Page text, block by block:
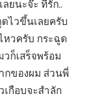
ยนะจ๊ะ ที่รัก..
ไวขึ้นเลยครับ
วครับ กระฉูด
ก็เสร็จพร้อม
กของผม ส่วนพี่
กือบจะสำลัก